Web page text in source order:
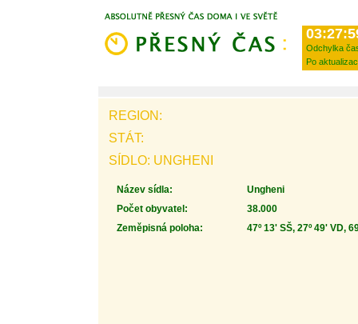
Odchylka
Po
REGION:
STÁT:
SÍDLO: UNGHENI
Název sídla:
Ungheni
Počet obyvatel:
38.000
Zeměpisná poloha:
47º 13' SŠ, 27º 49' VD,